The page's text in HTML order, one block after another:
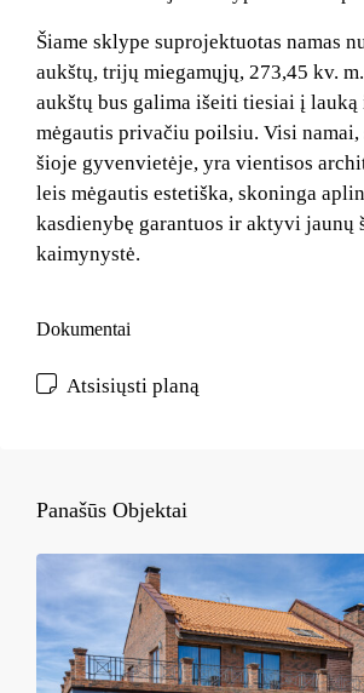
Šiame sklype suprojektuotas namas
aukštų, trijų miegamųjų, 273,45 kv.
aukštų bus galima išeiti tiesiai į lauką
mėgautis privačiu poilsiu. Visi
šioje gyvenvietėje, yra vientisos
leis mėgautis estetiška, skoninga
kasdienybę garantuos ir aktyvi jaunų
kaimynystė.
Dokumentai
Atsisiųsti planą
Panašūs Objektai